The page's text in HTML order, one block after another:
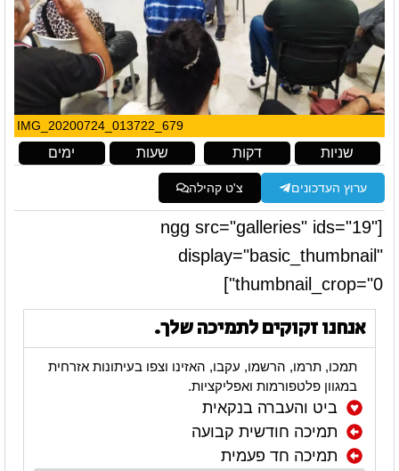
IMG_20200724_013722_679
ימים שעות דקות שניות
ערוץ העדכונים צ'ט קהילה
[ngg src="galleries" ids="19"
display="basic_thumbnail"
thumbnail_crop="0"]
אנחנו זקוקים לתמיכה שלך.
תמכו, תרמו, הרשמו, עקבו, האזינו וצפו בעיתונות אזרחית
במגוון פלטפורמות ואפליקציות.
ביט והעברה בנקאית
תמיכה חודשית קבועה
תמיכה חד פעמית